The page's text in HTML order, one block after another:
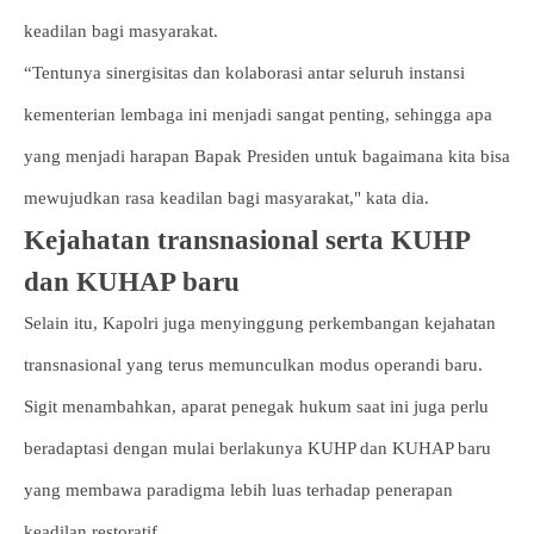
keadilan bagi masyarakat.
“Tentunya sinergisitas dan kolaborasi antar seluruh instansi
kementerian lembaga ini menjadi sangat penting, sehingga apa
yang menjadi harapan Bapak Presiden untuk bagaimana kita bisa
mewujudkan rasa keadilan bagi masyarakat," kata dia.
Kejahatan transnasional serta KUHP
dan KUHAP baru
Selain itu, Kapolri juga menyinggung perkembangan kejahatan
transnasional yang terus memunculkan modus operandi baru.
Sigit menambahkan, aparat penegak hukum saat ini juga perlu
beradaptasi dengan mulai berlakunya KUHP dan KUHAP baru
yang membawa paradigma lebih luas terhadap penerapan